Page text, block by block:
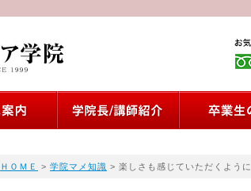
ＨＯＭＥ > 学院マメ知識 > 楽しさも感じていただくように